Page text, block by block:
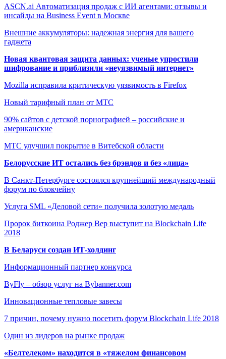
ASCN.ai Автоматизация продаж с ИИ агентами: отзывы и
инсайды на Business Event в Москве
Внешние аккумуляторы: надежная энергия для вашего
гаджета
Новая квантовая защита данных: ученые упростили
шифрование и приблизили «неуязвимый интернет»
Mozilla исправила критическую уязвимость в Firefox
Новый тарифный план от МТС
90% сайтов с детской порнографией – российские и
американские
МТС улучшил покрытие в Витебской области
Белорусские ИТ остались без брэндов и без «лица»
В Санкт-Петербурге состоялся крупнейший международный
форум по блокчейну
Услуга SML «Деловой сети» получила золотую медаль
Пророк биткоина Роджер Вер выступит на Blockchain Life
2018
В Беларуси создан ИТ-холдинг
Информационный партнер конкурса
ByFly – обзор услуг на Bybanner.com
Инновационные тепловые завесы
7 причин, почему нужно посетить форум Blockchain Life 2018
Один из лидеров на рынке продаж
«Белтелеком» находится в «тяжелом финансовом